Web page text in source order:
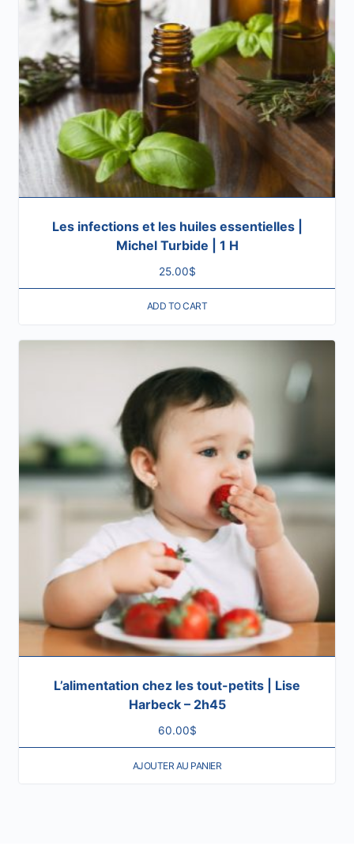
Les infections et les huiles essentielles |
Michel Turbide | 1 H
25.00$
ADD TO CART
L’alimentation chez les tout-petits | Lise
Harbeck – 2h45
60.00$
AJOUTER AU PANIER